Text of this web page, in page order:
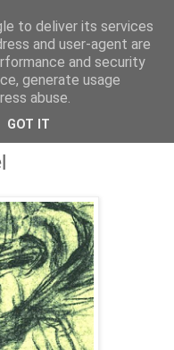
to deliver its services
and user-agent are
and security
generate usage
abuse.
GOT IT